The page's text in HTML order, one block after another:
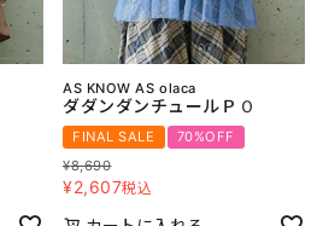
AS KNOW AS olaca
ダダンダンチュールＰＯ
FINAL SALE
70%OFF
¥8,690
¥2,607税込